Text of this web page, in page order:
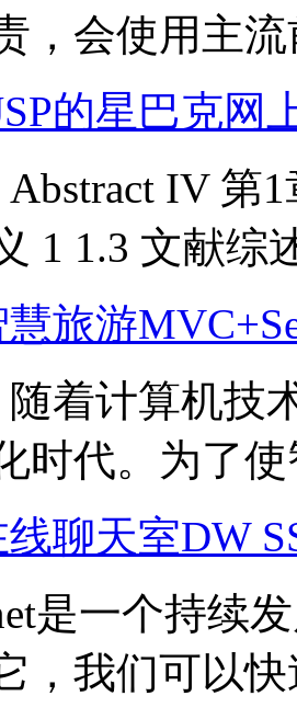
，会使用主
的星巴克网
Abstract IV 第
1 1.3 文献综
慧旅游
随着计算机技
时代。为了
线聊天室DW
是一个持续
，我们可以